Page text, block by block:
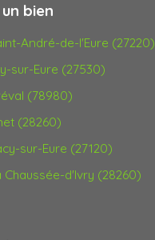
bien
André-de-l'Eure (27220)
sur-Eure (27530)
(78980)
(28260)
sur-Eure (27120)
d'Ivry (28260)